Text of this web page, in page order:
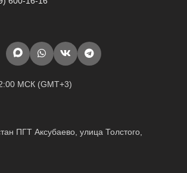
МСК (GMT+3)
ПГТ Аксубаево, улица Толстого,